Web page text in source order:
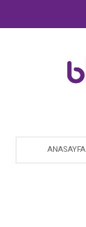
ANASAYFA